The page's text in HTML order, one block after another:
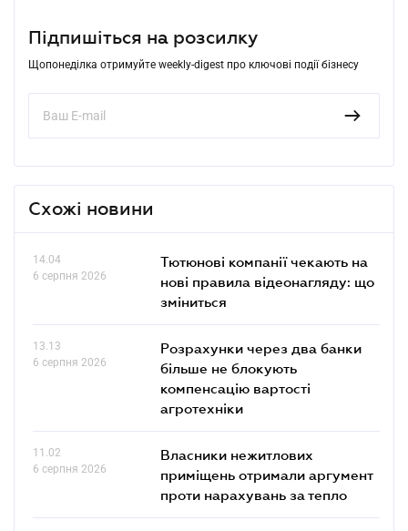
Підпишіться на розсилку
Щопонеділка отримуйте weekly-digest про ключові події бізнесу
Схожі новини
14.04
6 серпня 2026
Тютюнові компанії чекають на
нові правила відеонагляду: що
зміниться
13.13
6 серпня 2026
Розрахунки через два банки
більше не блокують
компенсацію вартості
агротехніки
11.02
6 серпня 2026
Власники нежитлових
приміщень отримали аргумент
проти нарахувань за тепло